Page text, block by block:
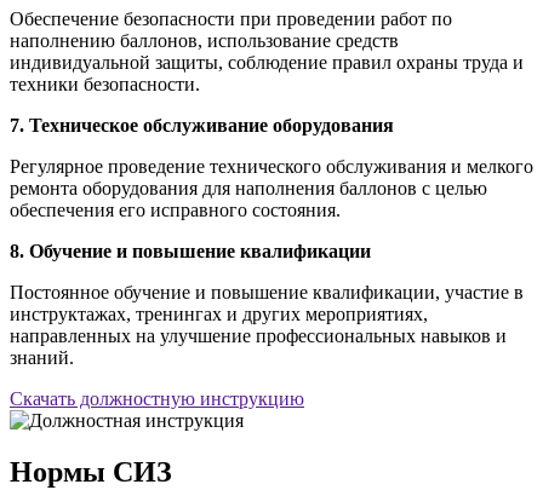
Обеспечение безопасности при проведении работ по
наполнению баллонов, использование средств
индивидуальной защиты, соблюдение правил охраны труда и
техники безопасности.
7. Техническое обслуживание оборудования
Регулярное проведение технического обслуживания и мелкого
ремонта оборудования для наполнения баллонов с целью
обеспечения его исправного состояния.
8. Обучение и повышение квалификации
Постоянное обучение и повышение квалификации, участие в
инструктажах, тренингах и других мероприятиях,
направленных на улучшение профессиональных навыков и
знаний.
Скачать должностную инструкцию
Нормы СИЗ